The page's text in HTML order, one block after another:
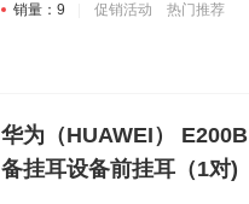
销量：9 促销活动 热门推荐
华为（HUAWEI）
备挂耳设备前挂耳（1对)